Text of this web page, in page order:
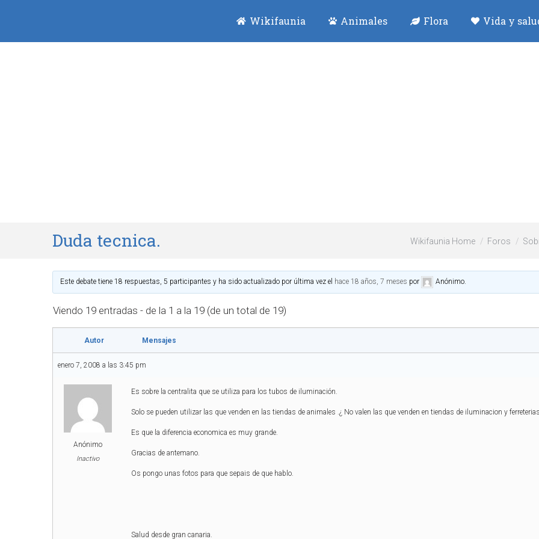
Wikifaunia Animales Flora Vida y
Duda tecnica. Wikifaunia Home Foros
Este debate tiene 18 respuestas, 5 participantes y ha sido actualizado por última vez el hace 18 años, 7 meses por Anónimo.
Viendo 19 entradas - de la 1 a la 19 (de un total de 19)
Autor Mensajes
enero 7, 2008 a las 3:45 pm
Anónimo
Inactivo
Es sobre la centralita que se utiliza para los tubos de iluminación.
Solo se pueden utilizar las que venden en las tiendas de animales .¿ No valen las que venden en tiendas de iluminacion y
Es que la diferencia economica es muy grande.
Gracias de antemano.
Os pongo unas fotos para que sepais de que hablo.
Salud desde gran canaria.